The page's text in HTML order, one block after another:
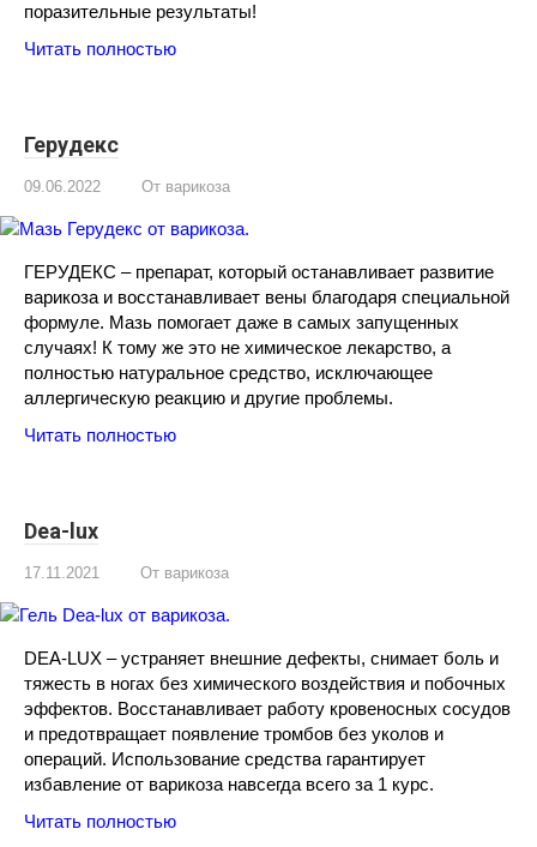
поразительные результаты!
Читать полностью
Герудекс
09.06.2022 От варикоза
ГЕРУДЕКС – препарат, который останавливает развитие
варикоза и восстанавливает вены благодаря специальной
формуле. Мазь помогает даже в самых запущенных
случаях! К тому же это не химическое лекарство, а
полностью натуральное средство, исключающее
аллергическую реакцию и другие проблемы.
Читать полностью
Dea-lux
17.11.2021 От варикоза
DEA-LUX – устраняет внешние дефекты, снимает боль и
тяжесть в ногах без химического воздействия и побочных
эффектов. Восстанавливает работу кровеносных сосудов
и предотвращает появление тромбов без уколов и
операций. Использование средства гарантирует
избавление от варикоза навсегда всего за 1 курс.
Читать полностью